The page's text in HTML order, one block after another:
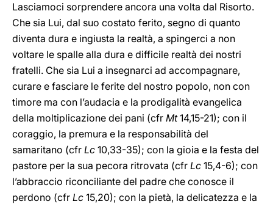
Lasciamoci sorprendere ancora una volta dal Risorto.
Che sia Lui, dal suo costato ferito, segno di quanto
diventa dura e ingiusta la realtà, a spingerci a non
voltare le spalle alla dura e difficile realtà dei nostri
fratelli. Che sia Lui a insegnarci ad accompagnare,
curare e fasciare le ferite del nostro popolo, non con
timore ma con l’audacia e la prodigalità evangelica
della moltiplicazione dei pani (cfr Mt14,15-21); con il
coraggio, la premura e la responsabilità del
samaritano (cfr Lc 10,33-35); con la gioia e la festa del
pastore per la sua pecora ritrovata (cfr Lc 15,4-6); con
l’abbraccio riconciliante del padre che conosce il
perdono (cfr Lc 15,20); con la pietà, la delicatezza e la